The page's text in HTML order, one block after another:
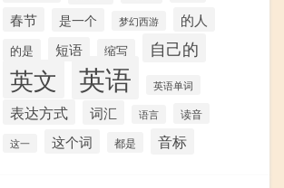
春节 是一个 梦幻西游 的人
的是 短语 缩写 自己的
英文 英语 英语单词
表达方式 词汇 语言 读音
这一 这个词 都是 音标